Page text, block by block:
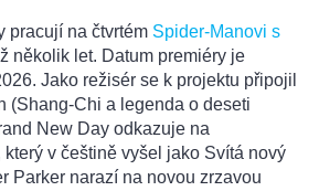
pracují na čtvrtém Spider-Manovi s
několik let. Datum premiéry je
Jako režisér se k projektu připojil
(Shang-Chi a legenda o deseti
New Day odkazuje na
v češtině vyšel jako Svítá nový
Parker narazí na novou zrzavou